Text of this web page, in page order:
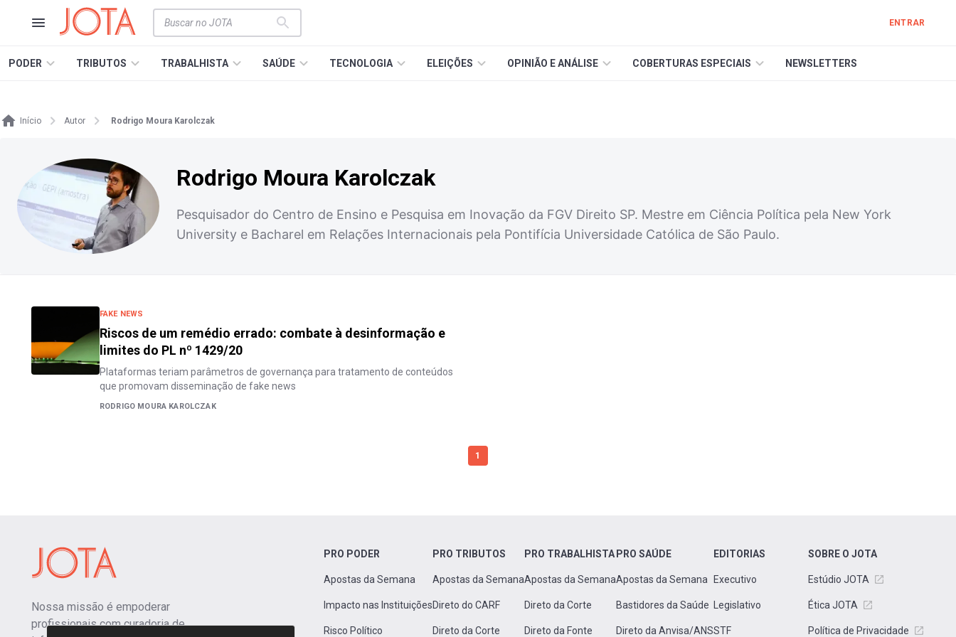
ENTRAR
PODER TRIBUTOS TRABALHISTA SAÚDE TECNOLOGIA ELEIÇÕES OPINIÃO E ANÁLISE COBERTURAS ESPECIAIS NEWSLETTERS
Início Autor Rodrigo Moura Karolczak
Rodrigo Moura Karolczak
Pesquisador do Centro de Ensino e Pesquisa em Inovação da FGV Direito SP. Mestre em Ciência Política pela New York
University e Bacharel em Relações Internacionais pela Pontifícia Universidade Católica de São Paulo.
FAKE NEWS
Riscos de um remédio errado: combate à desinformação e
limites do PL nº 1429/20
Plataformas teriam parâmetros de governança para tratamento de conteúdos
que promovam disseminação de fake news
RODRIGO MOURA KAROLCZAK
1
Nossa missão é empoderar
profissionais com curadoria de
PRO PODER
Apostas da Semana
Impacto nas Instituições
Risco Político
PRO TRIBUTOS
Apostas da Semana
Direto do CARF
Direto da Corte
PRO TRABALHISTA
Apostas da Semana
Direto da Corte
Direto da Fonte
PRO SAÚDE
Apostas da Semana
Bastidores da Saúde
Direto da Anvisa/ANS
EDITORIAS
Executivo
Legislativo
STF
SOBRE O JOTA
Estúdio JOTA
Ética JOTA
Política de Privacidade